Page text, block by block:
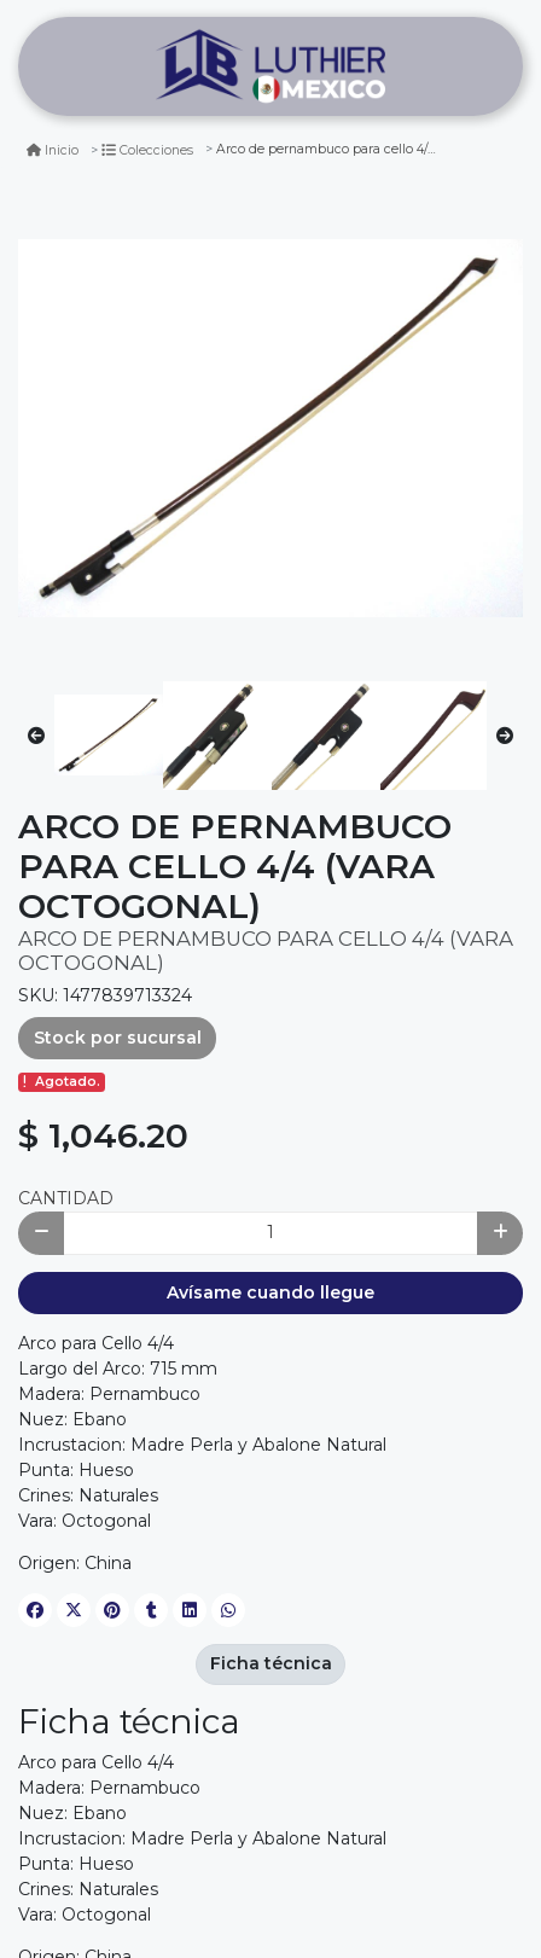
Inicio Colecciones Arco de pernambuco para cello 4/4 (vara octogonal)
ARCO DE PERNAMBUCO
PARA CELLO 4/4 (VARA
OCTOGONAL)
ARCO DE PERNAMBUCO PARA CELLO 4/4 (VARA
OCTOGONAL)
SKU: 1477839713324
Stock por sucursal
Agotado.
$ 1,046.20
CANTIDAD
Avísame cuando llegue
Arco para Cello 4/4
Largo del Arco: 715 mm
Madera: Pernambuco
Nuez: Ebano
Incrustacion: Madre Perla y Abalone Natural
Punta: Hueso
Crines: Naturales
Vara: Octogonal
Origen: China
Ficha técnica
Arco para Cello 4/4
Madera: Pernambuco
Nuez: Ebano
Incrustacion: Madre Perla y Abalone Natural
Punta: Hueso
Crines: Naturales
Vara: Octogonal
Ficha técnica